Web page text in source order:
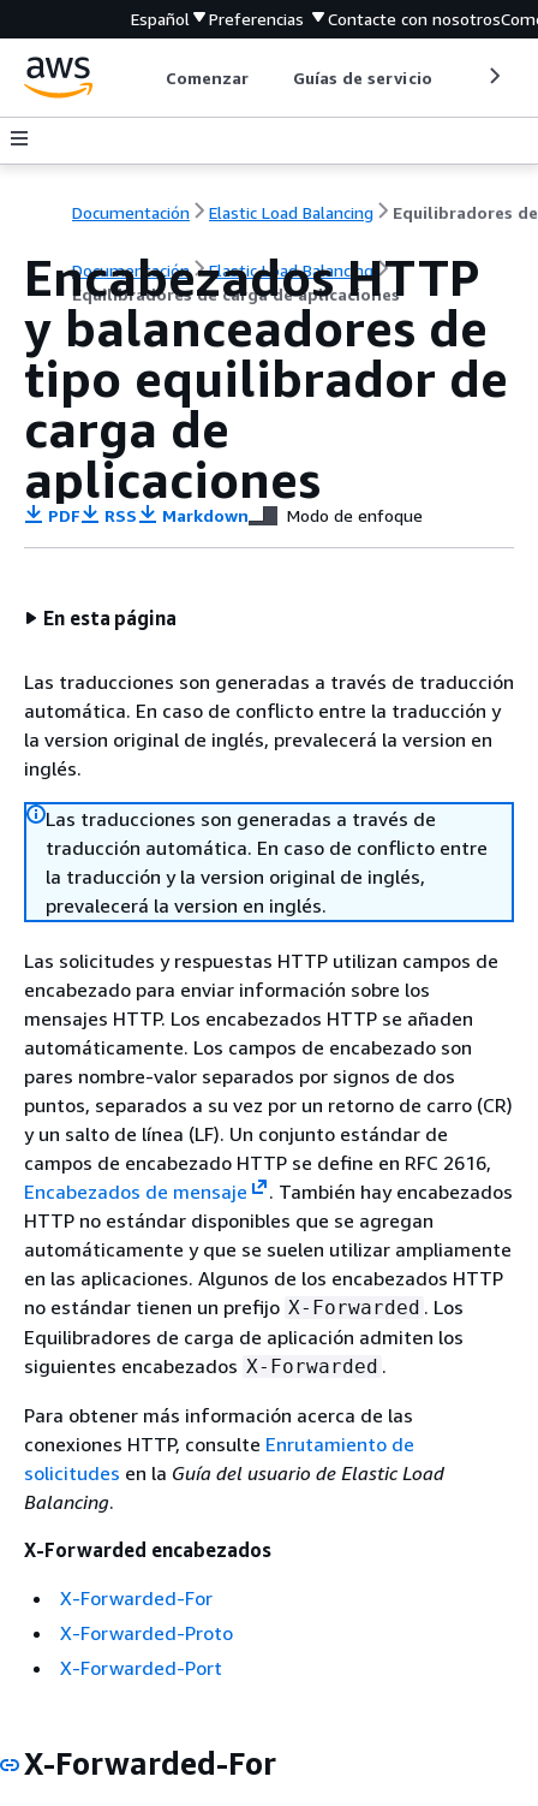
Español Preferencias Contacte con nosotros
Comenzar Guías de servicio
Documentación Elastic Load Balancing
Documentación
Elastic Load Balancing
Equilibradores de carga de aplicaciones
Encabezados HTTP
y balanceadores de
tipo equilibrador de
carga de
aplicaciones
PDF RSS Markdown Modo de enfoque
En esta página
Las traducciones son generadas a través de traducción
automática. En caso de conflicto entre la traducción y
la version original de inglés, prevalecerá la version en
inglés.
Las traducciones son generadas a través de
traducción automática. En caso de conflicto entre
la traducción y la version original de inglés,
prevalecerá la version en inglés.
Las solicitudes y respuestas HTTP utilizan campos de
encabezado para enviar información sobre los
mensajes HTTP. Los encabezados HTTP se añaden
automáticamente. Los campos de encabezado son
pares nombre-valor separados por signos de dos
puntos, separados a su vez por un retorno de carro (CR)
y un salto de línea (LF). Un conjunto estándar de
campos de encabezado HTTP se define en RFC 2616,
Encabezados de mensaje
. También hay encabezados
HTTP no estándar disponibles que se agregan
automáticamente y que se suelen utilizar ampliamente
en las aplicaciones. Algunos de los encabezados HTTP
no estándar tienen un prefijo X-Forwarded . Los
Equilibradores de carga de aplicación admiten los
siguientes encabezados X-Forwarded .
Para obtener más información acerca de las
conexiones HTTP, consulte Enrutamiento de
solicitudes en la Guía del usuario de Elastic Load
Balancing.
X-Forwarded encabezados
X-Forwarded-For
X-Forwarded-Proto
X-Forwarded-Port
X-Forwarded-For